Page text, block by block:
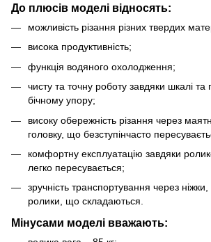
До плюсів моделі відносять:
можливість різання різних твердих
висока продуктивність;
функція водяного охолодження;
чисту та точну роботу завдяки шкалі
бічному упору;
високу обережність різання через
головку, що безступінчасто
комфортну експлуатацію завдяки
легко пересувається;
зручність транспортування через
ролики, що складаються.
Мінусами моделі вважають: